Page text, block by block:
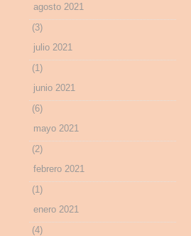
agosto 2021
(3)
julio 2021
(1)
junio 2021
(6)
mayo 2021
(2)
febrero 2021
(1)
enero 2021
(4)